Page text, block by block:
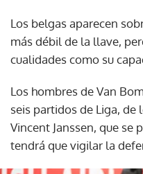
Los belgas aparecen
más débil de la llave,
cualidades como su
Los hombres de Van
seis partidos de Liga, de
Vincent Janssen, que se
tendrá que vigilar la